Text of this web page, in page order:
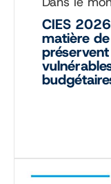
CIES
matière